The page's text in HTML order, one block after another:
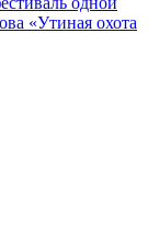
«Утиная охота